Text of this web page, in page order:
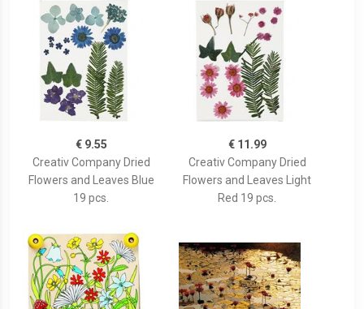
€ 9.55
Creativ Company Dried
Flowers and Leaves Blue
19 pcs.
€ 11.99
Creativ Company Dried
Flowers and Leaves Light
Red 19 pcs.